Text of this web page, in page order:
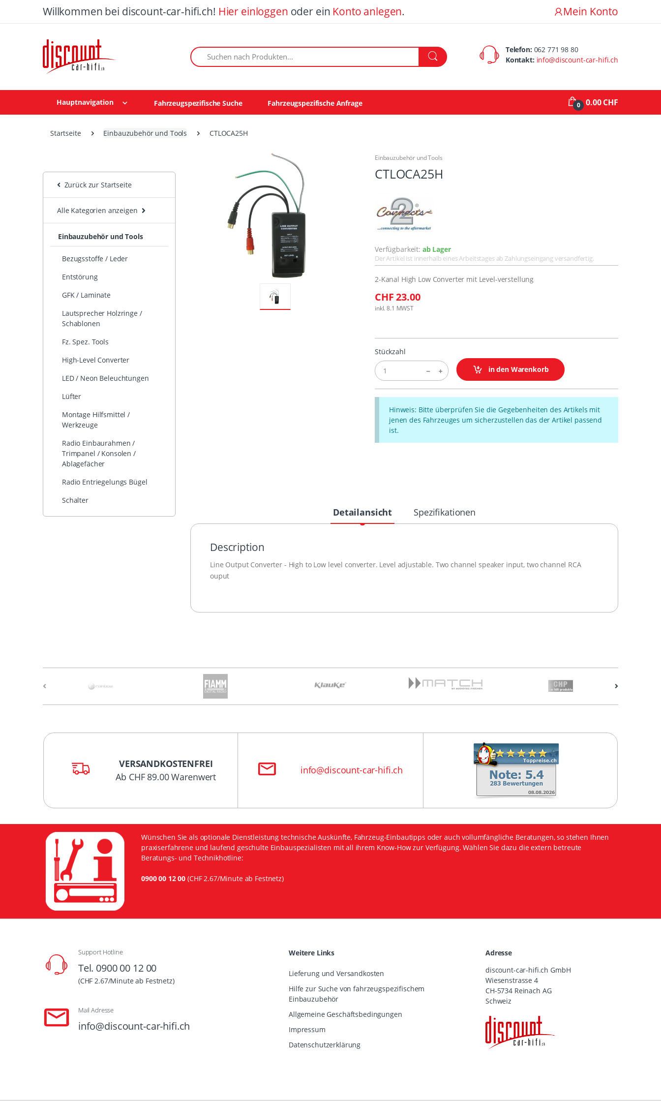
Willkommen bei discount-car-hifi.ch! Hier einloggen oder ein Konto anlegen. Mein Konto
Suchen nach Produkten: Telefon: 062 771 98 80
Kontakt: info@discount-car-hifi.ch
Hauptnavigation Fahrzeugspezifische Suche Fahrzeugspezifische Anfrage 0 0.00 CHF
Startseite Einbauzubehör und Tools CTLOCA25H
Zurück zur Startseite
Alle Kategorien anzeigen
Einbauzubehör und Tools
Bezugsstoffe / Leder
Entstörung
GFK / Laminate
Lautsprecher Holzringe /
Schablonen
Fz. Spez. Tools
High-Level Converter
LED / Neon Beleuchtungen
Lüfter
Montage Hilfsmittel /
Werkzeuge
Radio Einbaurahmen /
Trimpanel / Konsolen /
Ablagefächer
Radio Entriegelungs Bügel
Schalter
Einbauzubehör und Tools
CTLOCA25H
Verfügbarkeit: ab Lager
Der Artikel ist innerhalb eines Arbeitstages ab Zahlungseingang versandfertig.
2-Kanal High Low Converter mit Level-verstellung
CHF 23.00
inkl. 8.1 MWST
Stückzahl
in den Warenkorb
Hinweis: Bitte überprüfen Sie die Gegebenheiten des Artikels mit
jenen des Fahrzeuges um sicherzustellen das der Artikel passend
ist.
Detailansicht Spezifikationen
Description
Line Output Converter - High to Low level converter. Level adjustable. Two channel speaker input, two channel RCA
ouput
VERSANDKOSTENFREI
Ab CHF 89.00 Warenwert
info@discount-car-hifi.ch
Wünschen Sie als optionale Dienstleistung technische Auskünfte, Fahrzeug-Einbautipps oder auch vollumfängliche Beratungen, so stehen Ihnen
praxiserfahrene und laufend geschulte Einbauspezialisten mit all ihrem Know-How zur Verfügung. Wählen Sie dazu die extern betreute
Beratungs- und Technikhotline:
0900 00 12 00 (CHF 2.67/Minute ab Festnetz)
Support Hotline
Tel. 0900 00 12 00
(CHF 2.67/Minute ab Festnetz)
Mail Adresse
info@discount-car-hifi.ch
Weitere Links
Lieferung und Versandkosten
Hilfe zur Suche von fahrzeugspezifischem
Einbauzubehör
Allgemeine Geschäftsbedingungen
Impressum
Datenschutzerklärung
Adresse
discount-car-hifi.ch GmbH
Wiesenstrasse 4
CH-5734 Reinach AG
Schweiz